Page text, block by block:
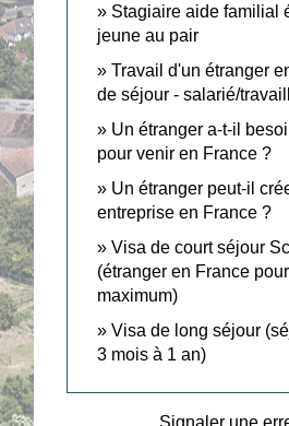
Stagiaire aide familial
jeune au pair
Travail d'un étranger
de séjour - salarié/
Un étranger a-t-il
pour venir en France ?
Un étranger peut-il
entreprise en France ?
Visa de court séjour
(étranger en France
maximum)
Visa de long séjour
3 mois à 1 an)
Signaler une